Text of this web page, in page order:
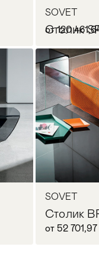
В
SOVET
Столик
от 120
SOVET
Столик
от 52